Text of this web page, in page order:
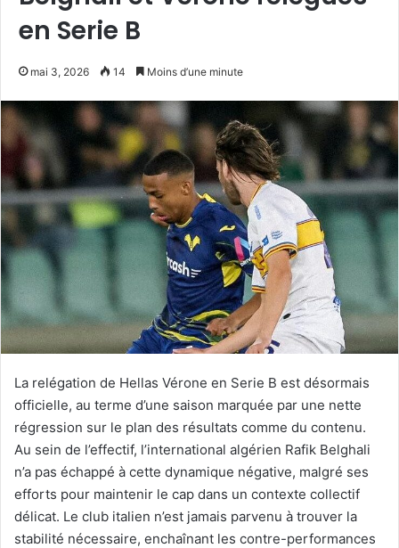
en Serie B
mai 3, 2026 14 Moins d’une minute
La relégation de Hellas Vérone en Serie B est désormais
officielle, au terme d’une saison marquée par une nette
régression sur le plan des résultats comme du contenu.
Au sein de l’effectif, l’international algérien Rafik Belghali
n’a pas échappé à cette dynamique négative, malgré ses
efforts pour maintenir le cap dans un contexte collectif
délicat. Le club italien n’est jamais parvenu à trouver la
stabilité nécessaire, enchaînant les contre-performances